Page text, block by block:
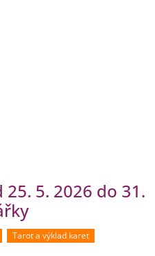
5. 2026 do 31.
Tarot a výklad karet